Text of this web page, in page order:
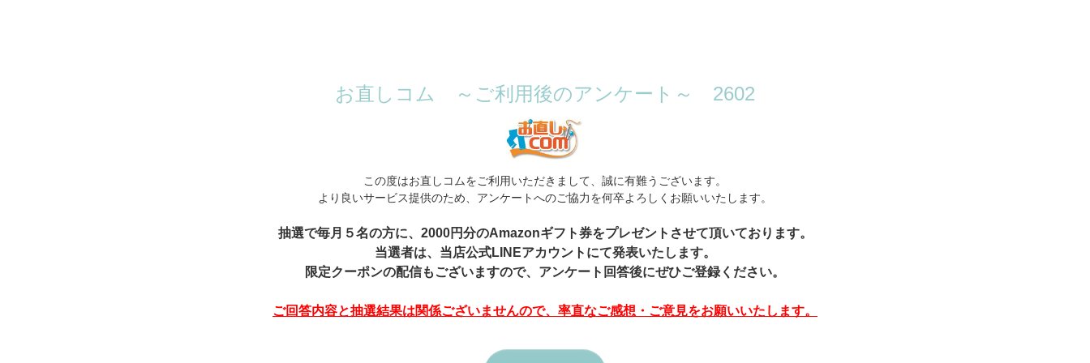
お直しコム ～ご利用後のアンケート～ 2602
この度はお直しコムをご利用いただきまして、誠に有難うございます。
より良いサービス提供のため、アンケートへのご協力を何卒よろしくお願いいたします。
抽選で毎月５名の方に、2000円分のAmazonギフト券をプレゼントさせて頂いております。
当選者は、当店公式LINEアカウントにて発表いたします。
限定クーポンの配信もございますので、アンケート回答後にぜひご登録ください。
ご回答内容と抽選結果は関係ございませんので、率直なご感想・ご意見をお願いいたします。